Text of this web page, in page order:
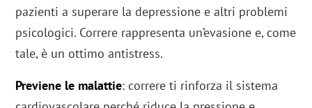
pazienti a superare la depressione e altri problemi
psicologici. Correre rappresenta un’evasione e, come
tale, è un ottimo antistress.
Previene le malattie: correre ti rinforza il sistema